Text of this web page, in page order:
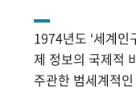
1974년도 ‘세계
제 정보의 국제적
주관한 범세계적